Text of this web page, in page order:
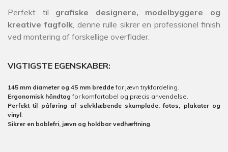
Perfekt til grafiske designere, modelbyggere og
kreative fagfolk , denne rulle sikrer en professionel finish
ved montering af forskellige overflader.
VIGTIGSTE EGENSKABER:
145 mm diameter og 45 mm breddefor jævn trykfordeling.
Ergonomisk håndtag for komfortabel og præcis anvendelse.
Perfekt til påføring af selvklæbende skumplade, fotos, plakater og
vinyl
Sikrer en boblefri, jævn og holdbar vedhæftning